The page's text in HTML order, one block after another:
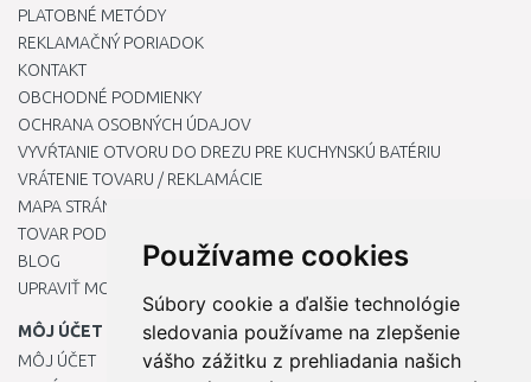
Používame cookies
Súbory cookie a ďalšie technológie
sledovania používame na zlepšenie
vášho zážitku z prehliadania našich
PLATOBNÉ METÓDY
REKLAMAČNÝ PORIADOK
KONTAKT
OBCHODNÉ PODMIENKY
OCHRANA OSOBNÝCH ÚDAJOV
VYVŔTANIE OTVORU DO DREZU PRE KUCHYNSKÚ BATÉRIU
VRÁTENIE TOVARU / REKLAMÁCIE
MAPA STRÁNOK
TOVAR PODĽA ZNAČIEK
BLOG
UPRAVIŤ MOJE PREDVOĽBY COOKIES
MÔJ ÚČET
MÔJ ÚČET